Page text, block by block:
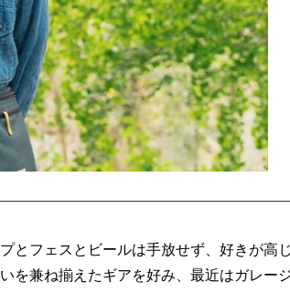
とフェスとビールは手放せず、好きが高
を兼ね揃えたギアを好み、最近はガレー